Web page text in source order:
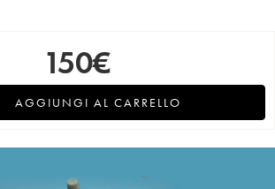
150€
AGGIUNGI AL CARRELLO